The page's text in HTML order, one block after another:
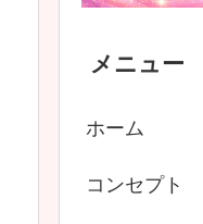
メニュー
ホーム
コンセプト